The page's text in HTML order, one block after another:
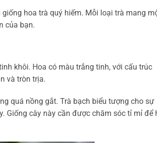
hoa trà quý hiếm. Mỗi loại trà mang
của bạn.
khôi. Hoa có màu trắng tinh, với cấu trúc
và tròn trịa.
quá nồng gắt. Trà bạch biểu tượng cho sự
Giống cây này cần được chăm sóc tỉ mỉ để